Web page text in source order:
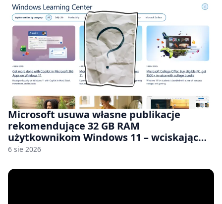
Microsoft usuwa własne publikacje
rekomendujące 32 GB RAM
użytkownikom Windows 11 – wciskając
nam przy tym komputery z 8 GB RAM po
6 sie 2026